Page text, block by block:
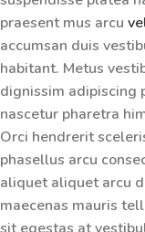
praesent mus arcu
accumsan duis
habitant. Metus
dignissim adipiscing
nascetur pharetra
Orci hendrerit
phasellus arcu
aliquet aliquet arcu
maecenas mauris